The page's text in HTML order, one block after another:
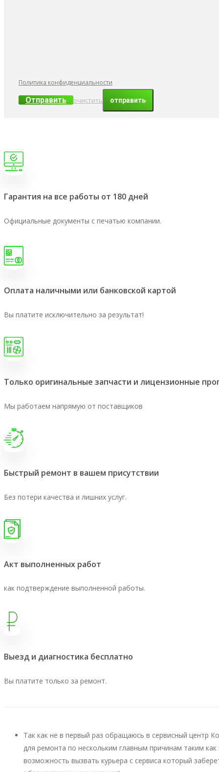
Политика конфиденциальности
Отправить очистить
Гарантия на все работы от 180 дней
Официальные документы с печатью компании.
Оплата наличными или банковской картой
Вы платите исключительно за результат!
Только оригинальные запчасти и лицензионные
Мы работаем напрямую от поставщиков
Быстрый ремонт в вашем присутствии
Без потери качества и лишних услуг.
Акт выполненных работ
как подтверждение выполненной работы.
Выезд и диагностика бесплатно
Вы платите только за ремонт.
Так как не в первый раз обращаюсь в сервисный центр
для ремонта по нескольким главным причинам таким
возможность вызвать курьера с сервиса который